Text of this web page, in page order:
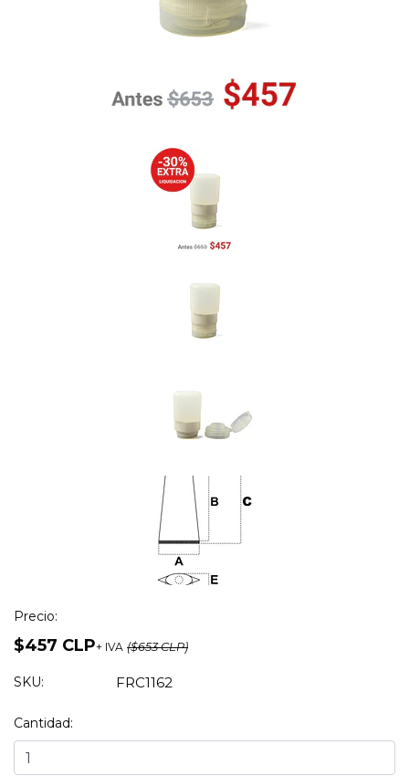
Precio:
$457 CLP+ IVA ($653 CLP)
SKU: FRC1162
Cantidad: